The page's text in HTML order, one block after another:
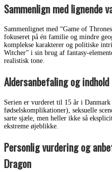
Sammenlign med lignende
Sammenlignet med “Game of
fokuseret på én familie og mindre
komplekse karakterer og politiske
Witcher” i sin brug af fantasy-
realistisk tone.
Aldersanbefaling og indhold
Serien er vurderet til 15 år i
fødselskomplikationer), seksuelle
sarte sjæle, men heller ikke så
ekstreme øjeblikke.
Personlig vurdering og
Dragon